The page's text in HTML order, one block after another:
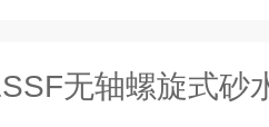
无轴螺旋式砂